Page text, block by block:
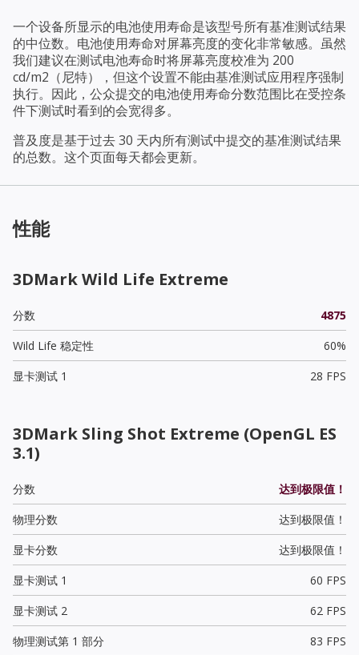
一个设备所显示的电池使用寿命是该型号所有基准测试结果
的中位数。电池使用寿命对屏幕亮度的变化非常敏感。虽然
我们建议在测试电池寿命时将屏幕亮度校准为 200
cd/m2（尼特），但这个设置不能由基准测试应用程序强制
执行。因此，公众提交的电池使用寿命分数范围比在受控条
件下测试时看到的会宽得多。
普及度是基于过去 30 天内所有测试中提交的基准测试结果
的总数。这个页面每天都会更新。
性能
3DMark Wild Life Extreme
分数
4875
Wild Life 稳定性
60%
显卡测试 1
28 FPS
3DMark Sling Shot Extreme (OpenGL ES
3.1)
分数
达到极限值！
物理分数
达到极限值！
显卡分数
达到极限值！
显卡测试 1
60 FPS
显卡测试 2
62 FPS
物理测试第 1 部分
83 FPS